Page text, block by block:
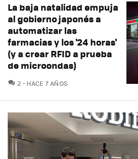
La baja natalidad empuja
al gobierno japonés a
automatizar las
farmacias y los '24 horas'
(y a crear RFID a prueba
de microondas)
2 COMENTARIOS
HACE 7 AÑOS